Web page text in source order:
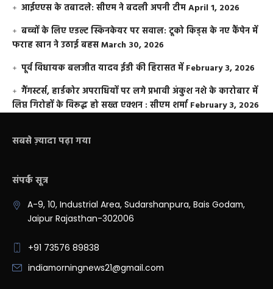
आईएएस के तबादले: सीएम ने बदली अपनी टीमApril 1, 2026
बच्चों के लिए एडल्ट स्किनकेयर पर सवाल: टूको किड्स के नए कैंपेन में
फराह खान ने उठाई बहसMarch 30, 2026
पूर्व विधायक बलजीत यादव ईडी की हिरासत में February 3, 2026
गैंगस्टर्स, हार्डकोर अपराधियों पर लगे प्रभावी अंकुश नशे के कारोबार में
लिप्त गिरोहों के विरूद्ध हो सख्त एक्शन : सीएम शर्मा February 3, 2026
सबसे ज़्यादा पढ़ा गया
संपर्क सूत्र
A-9, 10, Industrial Area, Sudarshanpura, Bais Godam,
Jaipur Rajasthan-302006
+91 73576 89838
indiamorningnews21@gmail.com